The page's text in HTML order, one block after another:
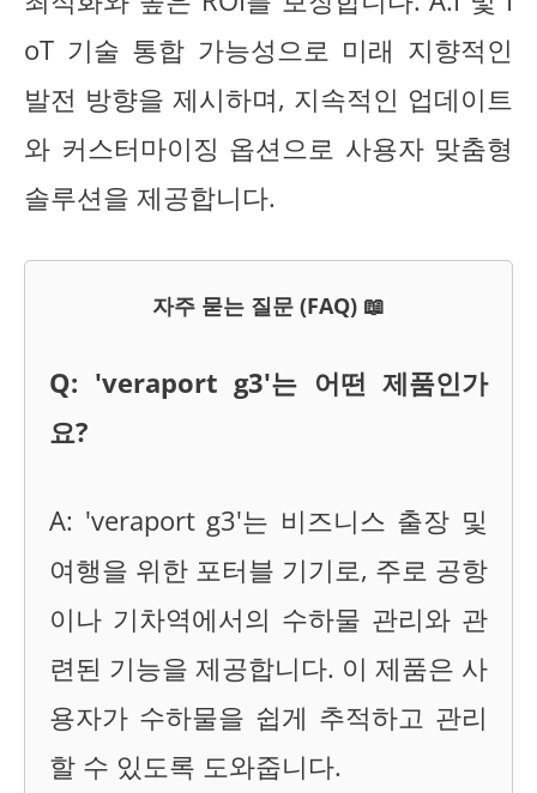
oT 기술 통합 가능성으로 미래 지향적인
발전 방향을 제시하며, 지속적인 업데이트
와 커스터마이징 옵션으로 사용자 맞춤형
솔루션을 제공합니다.
자주 묻는 질문 (FAQ) 📖
Q: 'veraport g3'는 어떤 제품인가
요?
A: 'veraport g3'는 비즈니스 출장 및
여행을 위한 포터블 기기로, 주로 공항
이나 기차역에서의 수하물 관리와 관
련된 기능을 제공합니다. 이 제품은 사
용자가 수하물을 쉽게 추적하고 관리
할 수 있도록 도와줍니다.